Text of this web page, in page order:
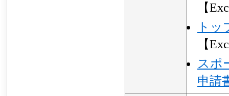
【
ト
【
スポ
申請